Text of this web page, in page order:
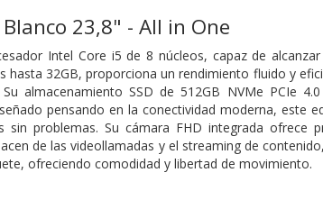
23,8" - All in One
Intel Core i5 de 8 núcleos, capaz de
hasta 32GB, proporciona un rendimiento fluido y
almacenamiento SSD de 512GB NVMe PCIe
pensando en la conectividad moderna, este
problemas. Su cámara FHD integrada ofrece
de las videollamadas y el streaming de
ofreciendo comodidad y libertad de movimiento.